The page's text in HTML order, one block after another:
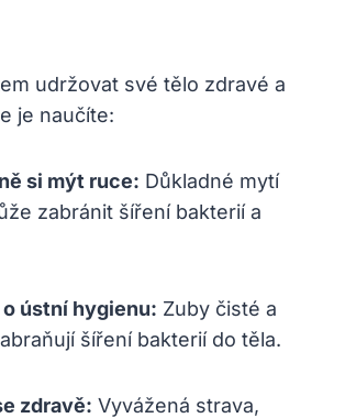
udržovat své tělo zdravé a
je naučíte:
si mýt ruce: Důkladné mytí
zabránit šíření bakterií a
ústní hygienu: Zuby čisté a
šíření bakterií do těla.
zdravě: Vyvážená strava,